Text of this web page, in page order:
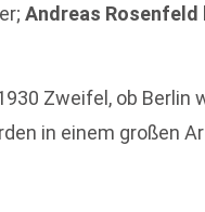
Andreas Rosenfeld
Zweifel, ob Berlin
in einem großen